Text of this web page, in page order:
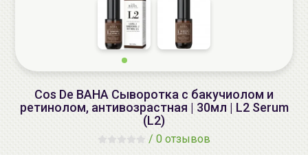
Cos De BAHA Сыворотка с бакучиолом и
ретинолом, антивозрастная | 30мл | L2 Serum
(L2)
/ 0 отзывов